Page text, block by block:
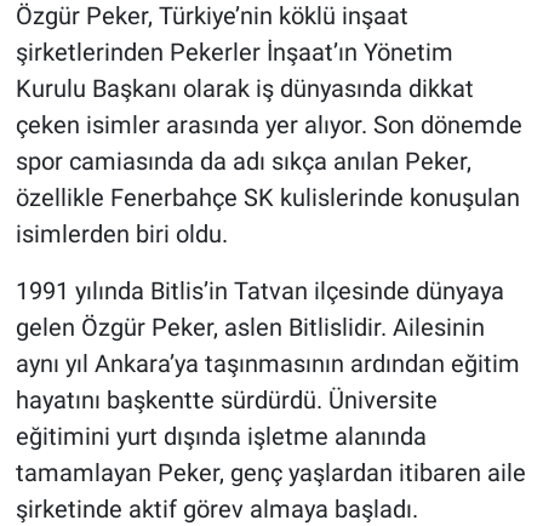
Özgür Peker, Türkiye’nin köklü inşaat
şirketlerinden Pekerler İnşaat’ın Yönetim
Kurulu Başkanı olarak iş dünyasında dikkat
çeken isimler arasında yer alıyor. Son dönemde
spor camiasında da adı sıkça anılan Peker,
özellikle Fenerbahçe SK kulislerinde konuşulan
isimlerden biri oldu.
1991 yılında Bitlis’in Tatvan ilçesinde dünyaya
gelen Özgür Peker, aslen Bitlislidir. Ailesinin
aynı yıl Ankara’ya taşınmasının ardından eğitim
hayatını başkentte sürdürdü. Üniversite
eğitimini yurt dışında işletme alanında
tamamlayan Peker, genç yaşlardan itibaren aile
şirketinde aktif görev almaya başladı.